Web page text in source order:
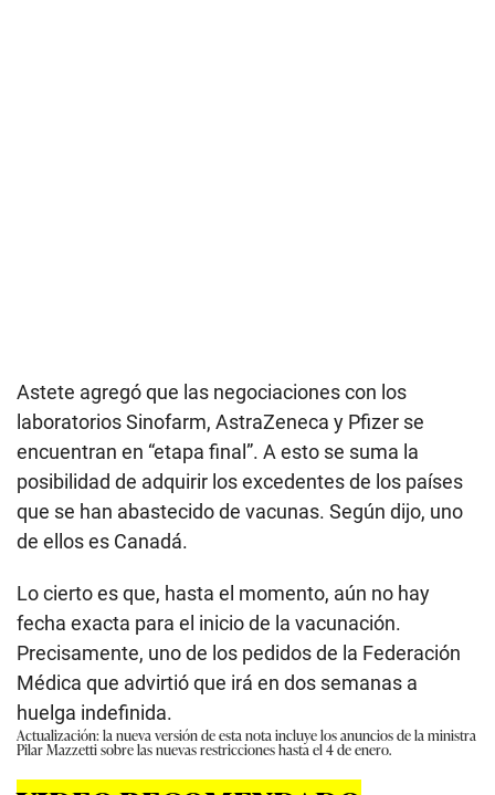
Astete agregó que las negociaciones con los
laboratorios Sinofarm, AstraZeneca y Pfizer se
encuentran en “etapa final”. A esto se suma la
posibilidad de adquirir los excedentes de los países
que se han abastecido de vacunas. Según dijo, uno
de ellos es Canadá.
Lo cierto es que, hasta el momento, aún no hay
fecha exacta para el inicio de la vacunación.
Precisamente, uno de los pedidos de la Federación
Médica que advirtió que irá en dos semanas a
huelga indefinida.
Actualización: la nueva versión de esta nota incluye los anuncios de la ministra
Pilar Mazzetti sobre las nuevas restricciones hasta el 4 de enero.